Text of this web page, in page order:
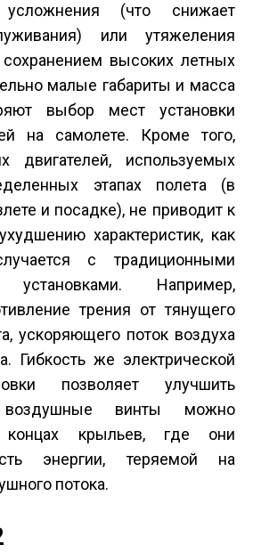
усложнения (что снижает
или утяжеления
высоких летных
малые габариты и масса
выбор мест установки
на самолете. Кроме того,
двигателей, используемых
этапах полета (в
и посадке), не приводит к
характеристик, как
с традиционными
установками. Например,
трения от тянущего
ускоряющего поток воздуха
Гибкость же электрической
позволяет улучшить
воздушные винты можно
крыльев, где они
энергии, теряемой на
потока.